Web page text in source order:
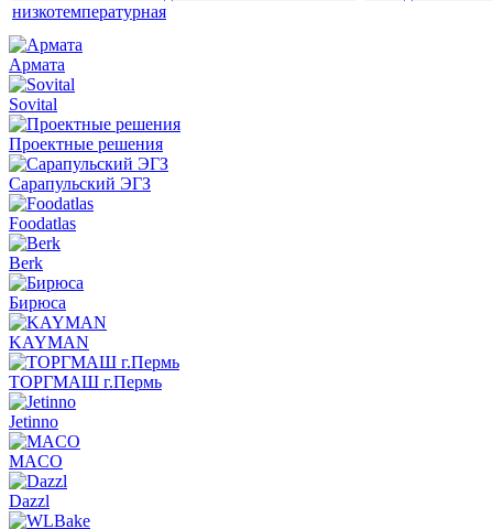
низкотемпературная
Армата
Sovital
Проектные решения
Сарапульский ЭГЗ
Foodatlas
Berk
Бирюса
KAYMAN
ТОРГМАШ г.Пермь
Jetinno
MACO
Dazzl